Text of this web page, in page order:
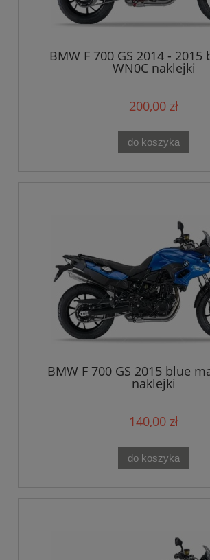
BMW F 700 GS 2014 - 2015
WN0C naklejki
200,00 zł
do koszyka
BMW F 700 GS 2015 blue
naklejki
140,00 zł
do koszyka